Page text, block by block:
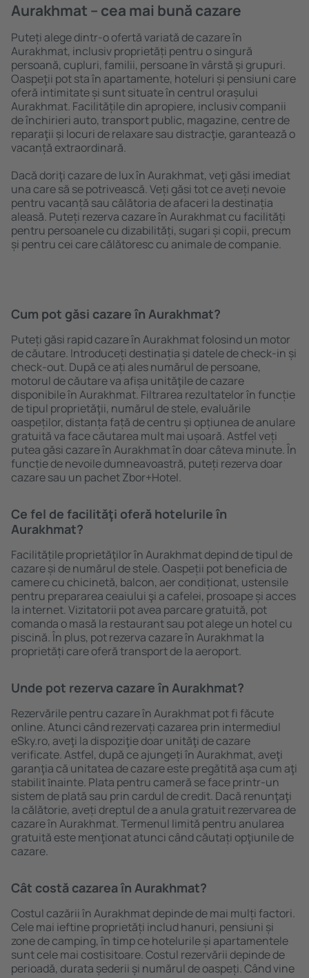
Aurakhmat – cea mai bună cazare
Puteți alege dintr-o ofertă variată de cazare în
Aurakhmat, inclusiv proprietăți pentru o singură
persoană, cupluri, familii, persoane ȋn vârstă și grupuri.
Oaspeţii pot sta în apartamente, hoteluri și pensiuni care
oferă intimitate și sunt situate în centrul orașului
Aurakhmat. Facilitățile din apropiere, inclusiv companii
de închirieri auto, transport public, magazine, centre de
reparaţii și locuri de relaxare sau distracţie, garantează o
vacanță extraordinară.
Dacă doriţi cazare de lux în Aurakhmat, veţi găsi imediat
una care să se potrivească. Veți găsi tot ce aveți nevoie
pentru vacanță sau călătoria de afaceri la destinația
aleasă. Puteți rezerva cazare în Aurakhmat cu facilități
pentru persoanele cu dizabilități, sugari și copii, precum
și pentru cei care călătoresc cu animale de companie.
Cum pot găsi cazare în Aurakhmat?
Puteți găsi rapid cazare în Aurakhmat folosind un motor
de căutare. Introduceți destinația și datele de check-in și
check-out. După ce ați ales numărul de persoane,
motorul de căutare va afișa unităţile de cazare
disponibile în Aurakhmat. Filtrarea rezultatelor în funcție
de tipul proprietăţii, numărul de stele, evaluările
oaspeților, distanța față de centru și opțiunea de anulare
gratuită va face căutarea mult mai ușoară. Astfel veți
putea găsi cazare în Aurakhmat în doar câteva minute. În
funcție de nevoile dumneavoastră, puteți rezerva doar
cazare sau un pachet Zbor+Hotel.
Ce fel de facilităţi oferă hotelurile în
Aurakhmat?
Facilitățile proprietăţilor în Aurakhmat depind de tipul de
cazare și de numărul de stele. Oaspeții pot beneficia de
camere cu chicinetă, balcon, aer condiționat, ustensile
pentru prepararea ceaiului şi a cafelei, prosoape și acces
la internet. Vizitatorii pot avea parcare gratuită, pot
comanda o masă la restaurant sau pot alege un hotel cu
piscină. În plus, pot rezerva cazare în Aurakhmat la
proprietăți care oferă transport de la aeroport.
Unde pot rezerva cazare în Aurakhmat?
Rezervările pentru cazare în Aurakhmat pot fi făcute
online. Atunci când rezervați cazarea prin intermediul
eSky.ro, aveţi la dispoziţie doar unităţi de cazare
verificate. Astfel, după ce ajungeți în Aurakhmat, aveţi
garanţia că unitatea de cazare este pregătită aşa cum aţi
stabilit ȋnainte. Plata pentru cameră se face printr-un
sistem de plată sau prin cardul de credit. Dacă renunţaţi
la călătorie, aveți dreptul de a anula gratuit rezervarea de
cazare în Aurakhmat. Termenul limită pentru anularea
gratuită este menţionat atunci când căutați opţiunile de
cazare.
Cât costă cazarea în Aurakhmat?
Costul cazării în Aurakhmat depinde de mai mulți factori.
Cele mai ieftine proprietăți includ hanuri, pensiuni și
zone de camping, în timp ce hotelurile și apartamentele
sunt cele mai costisitoare. Costul rezervării depinde de
perioadă, durata șederii și numărul de oaspeți. Când vine